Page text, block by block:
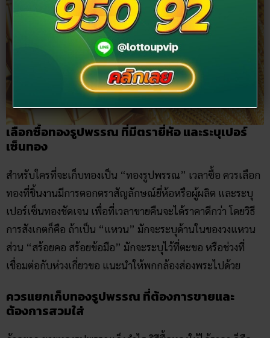
เลือกซื้อทองรูปพรรณ ที่มีตรายี่ห้อ และระบุเปอร์
เซ็นทอง
สำหรับใครที่จะเก็บทองเป็น “ทองรูปพรรณ” เวลาซื้อ ควรเลือก
ทองที่ชิ้นงานมีการตอกตราสัญลักษณ์ยี่ห้อหรือผู้ผลิต และระบุ
เปอร์เซ็นทองชัดเจน เพื่อที่เวลาขายคืนจะได้ราคาดีกว่า โดยวิธี
การสังเกตก็คือ ถ้าเป็น “แหวน” มักจะระบุด้านในของวงแหวน
ส่วน “สร้อยคอ สร้อยข้อมือ” มักจะระบุไว้ที่ตะขอ หรือช่วงที่
เชื่อมต่อกับห่วงเกี่ยวขอ แนะนำให้พกกล้องส่องพระไปด้วย
ควรแยกเก็บทองรูปพรรณ ที่ต้องการขายและ
ต้องการสวมใส่